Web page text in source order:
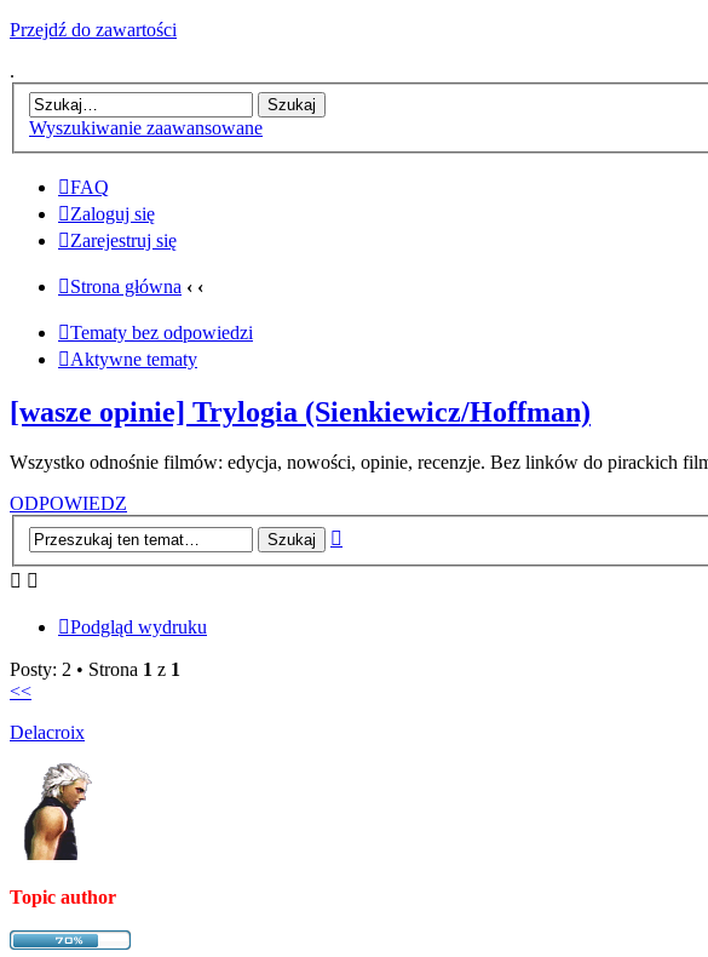
Przejdź do zawartości
.
Wyszukiwanie zaawansowane
FAQ
Zaloguj się
Zarejestruj się
Strona główna ‹ ‹
Tematy bez odpowiedzi
Aktywne tematy
[wasze opinie] Trylogia (Sienkiewicz/Hoffman)
Wszystko odnośnie filmów: edycja, nowości, opinie, recenzje. Bez linków do pirackich
ODPOWIEDZ
Podgląd wydruku
Posty: 2 • Strona 1 z 1
<<
Delacroix
Topic author